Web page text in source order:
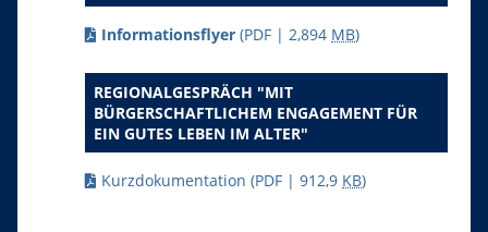
Informationsflyer (PDF | 2,894 MB)
REGIONALGESPRÄCH "MIT
BÜRGERSCHAFTLICHEM ENGAGEMENT FÜR
EIN GUTES LEBEN IM ALTER"
Kurzdokumentation (PDF | 912,9 KB)